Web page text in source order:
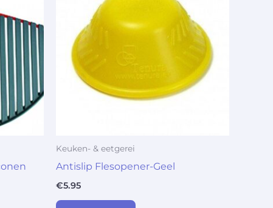
Keuken- & eetgerei
Antislip Flesopener-Geel
€5.95